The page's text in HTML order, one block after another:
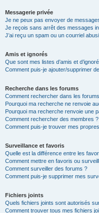
Messagerie privée
Je ne peux pas envoyer de
Je reçois sans arrêt des messages
J’ai reçu un spam ou un courriel
Amis et ignorés
Que sont mes listes d’amis et
Comment puis-je ajouter/supprimer
Recherche dans les forums
Comment rechercher dans les
Pourquoi ma recherche ne renvoie
Pourquoi ma recherche renvoie une
Comment rechercher des membres ?
Comment puis-je trouver mes
Surveillance et favoris
Quelle est la différence entre les
Comment mettre en favoris ou
Comment surveiller des forums ?
Comment puis-je supprimer mes
Fichiers joints
Quels fichiers joints sont autorisés
Comment trouver tous mes fichiers